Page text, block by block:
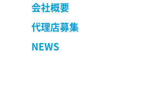
、住所、連絡先、支払方法な
用されたサービスや購入され
れらの代金などに関する情報
が行う修理は、当社各店舗、
ご確認ください。 当社が修理
る前に、お客様により修理依
会社概要
代理店募集
NEWS